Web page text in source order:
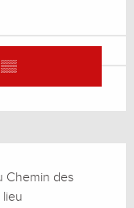
▒▒
Chemin des